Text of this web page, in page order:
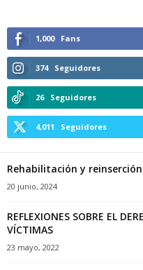
1,000 Fans
374 Seguidores
26 Seguidores
4,011 Seguidores
Rehabilitación y
20 junio, 2024
REFLEXIONES SOBRE EL
VÍCTIMAS
23 mayo, 2022